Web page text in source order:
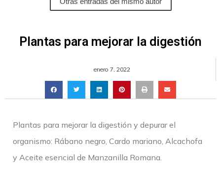
Plantas para mejorar la digestión
enero 7, 2022
Plantas para mejorar la digestión y depurar el
organismo: Rábano negro, Cardo mariano, Alcachofa
y Aceite esencial de Manzanilla Romana.